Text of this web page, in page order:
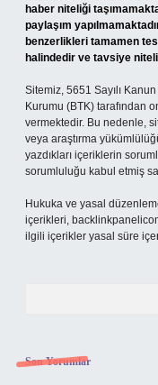
haber niteliği
paylaşım
benzerlikleri tamamen
halindedir ve tavsiye
Sitemiz, 5651 Sayılı
Kurumu (BTK) tarafından
vermektedir. Bu nedenle,
veya araştırma
yazdıkları içeriklerin
sorumluluğu kabul etmiş
Hukuka ve yasal
içerikleri,
ilgili içerikler yasal süre
Son Yorumlar